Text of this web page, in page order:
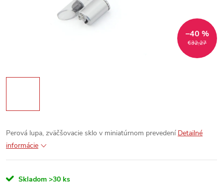
€32,27
–40 %
Perová lupa, zväčšovacie sklo v miniatúrnom prevedení Detailné
informácie
Skladom >30 ks